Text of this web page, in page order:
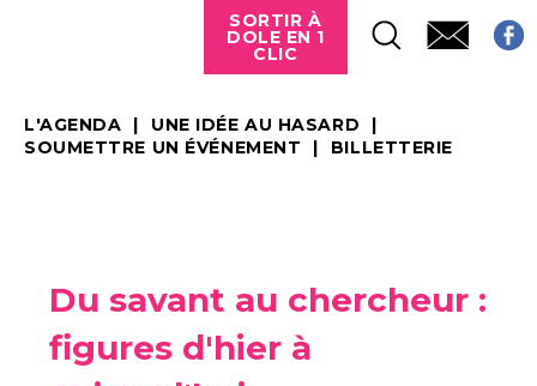
SORTIR À
DOLE EN 1
CLIC
L'AGENDA
UNE IDÉE AU HASARD
SOUMETTRE UN ÉVÉNEMENT
BILLETTERIE
Du savant au chercheur :
figures d'hier à